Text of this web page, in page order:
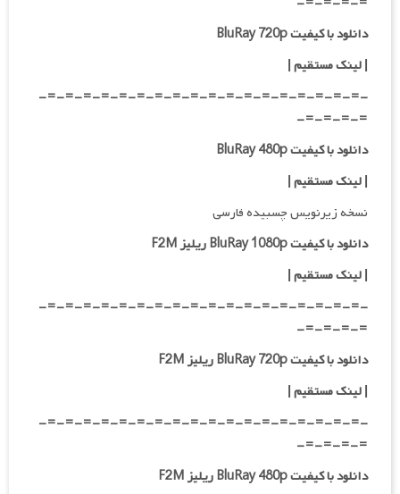
دانلود با کیفیت BluRay 720p
| لینک مستقیم |
-=-=-=-=-=-=-=-=-=-=-=-=-=-=-=-=-=-=-
=-=-=-=-
دانلود با کیفیت BluRay 480p
| لینک مستقیم |
نسخه زیرنویس چسبیده فارسی
دانلود با کیفیت BluRay 1080p ریلیز F2M
|لینک مستقیم|
-=-=-=-=-=-=-=-=-=-=-=-=-=-=-=-=-=-=-
=-=-=-=-
دانلود با کیفیت BluRay 720p ریلیز F2M
| لینک مستقیم|
-=-=-=-=-=-=-=-=-=-=-=-=-=-=-=-=-=-=-
=-=-=-=-
دانلود با کیفیت BluRay 480p ریلیز F2M